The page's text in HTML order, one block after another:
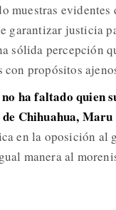
muestras
justicia
sólida percepción
propósitos
no ha faltado quien
Chihuahua, Maru
en la oposición al
manera al